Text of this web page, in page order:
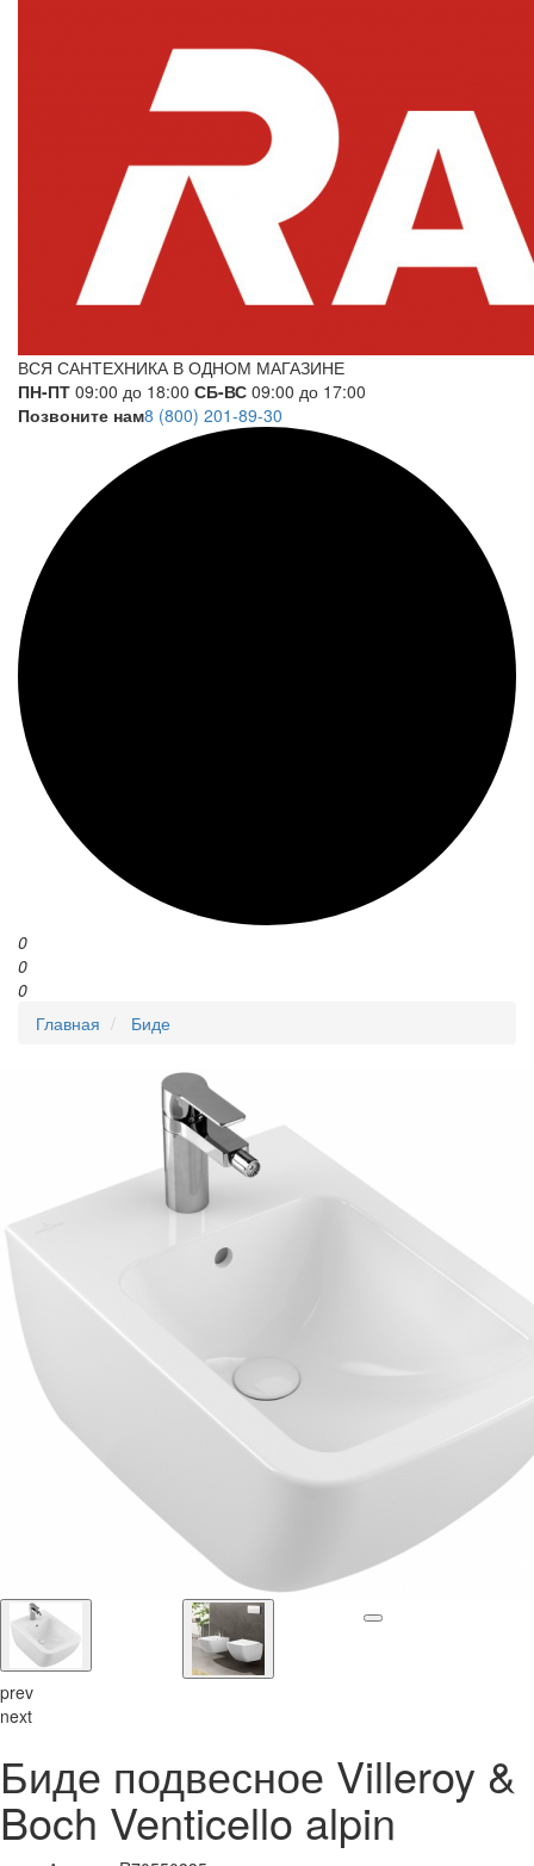
ВСЯ САНТЕХНИКА В ОДНОМ МАГАЗИНЕ
ПН-ПТ 09:00 до 18:00 СБ-ВС 09:00 до 17:00
Позвоните нам8 (800) 201-89-30
0
0
0
Главная
Биде
prev
next
Биде подвесное Villeroy &
Boch Venticello alpin